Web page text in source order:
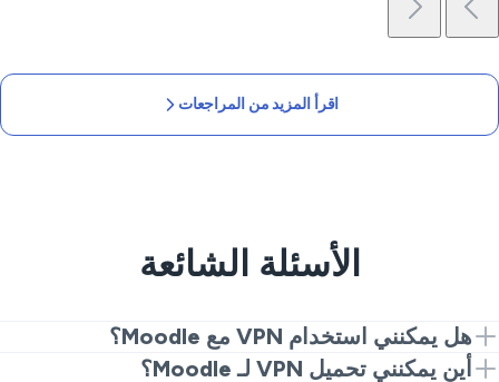
اقرأ المزيد من المراجعات
الأسئلة الشائعة
هل يمكنني استخدام VPN مع Moodle؟
نعم. ثبّت VPN VeePN، اتصل بخادم قريب وقم بالدخول إلى أين يمكنني تحميل VPN لـ Moodle؟